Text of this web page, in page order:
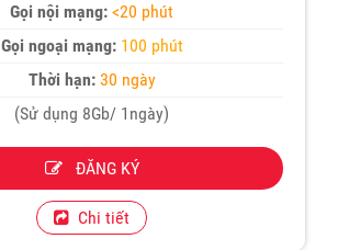
Gọi nội mạng: <20 phút
Gọi ngoại mạng: 100 phút
Thời hạn:30 ngày
(Sử dụng 8Gb/ 1ngày)
ĐĂNG KÝ
Chi tiết